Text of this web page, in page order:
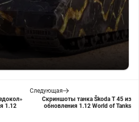
1.12
Следующая
Скриншоты танка Škoda T 45 из
обновления 1.12 World of Tanks